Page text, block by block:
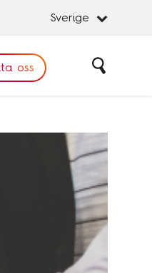
Sverige
oss
Stäng